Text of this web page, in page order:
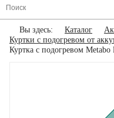
Вы здесь: Каталог
Куртки с подогревом от
Куртка с подогревом